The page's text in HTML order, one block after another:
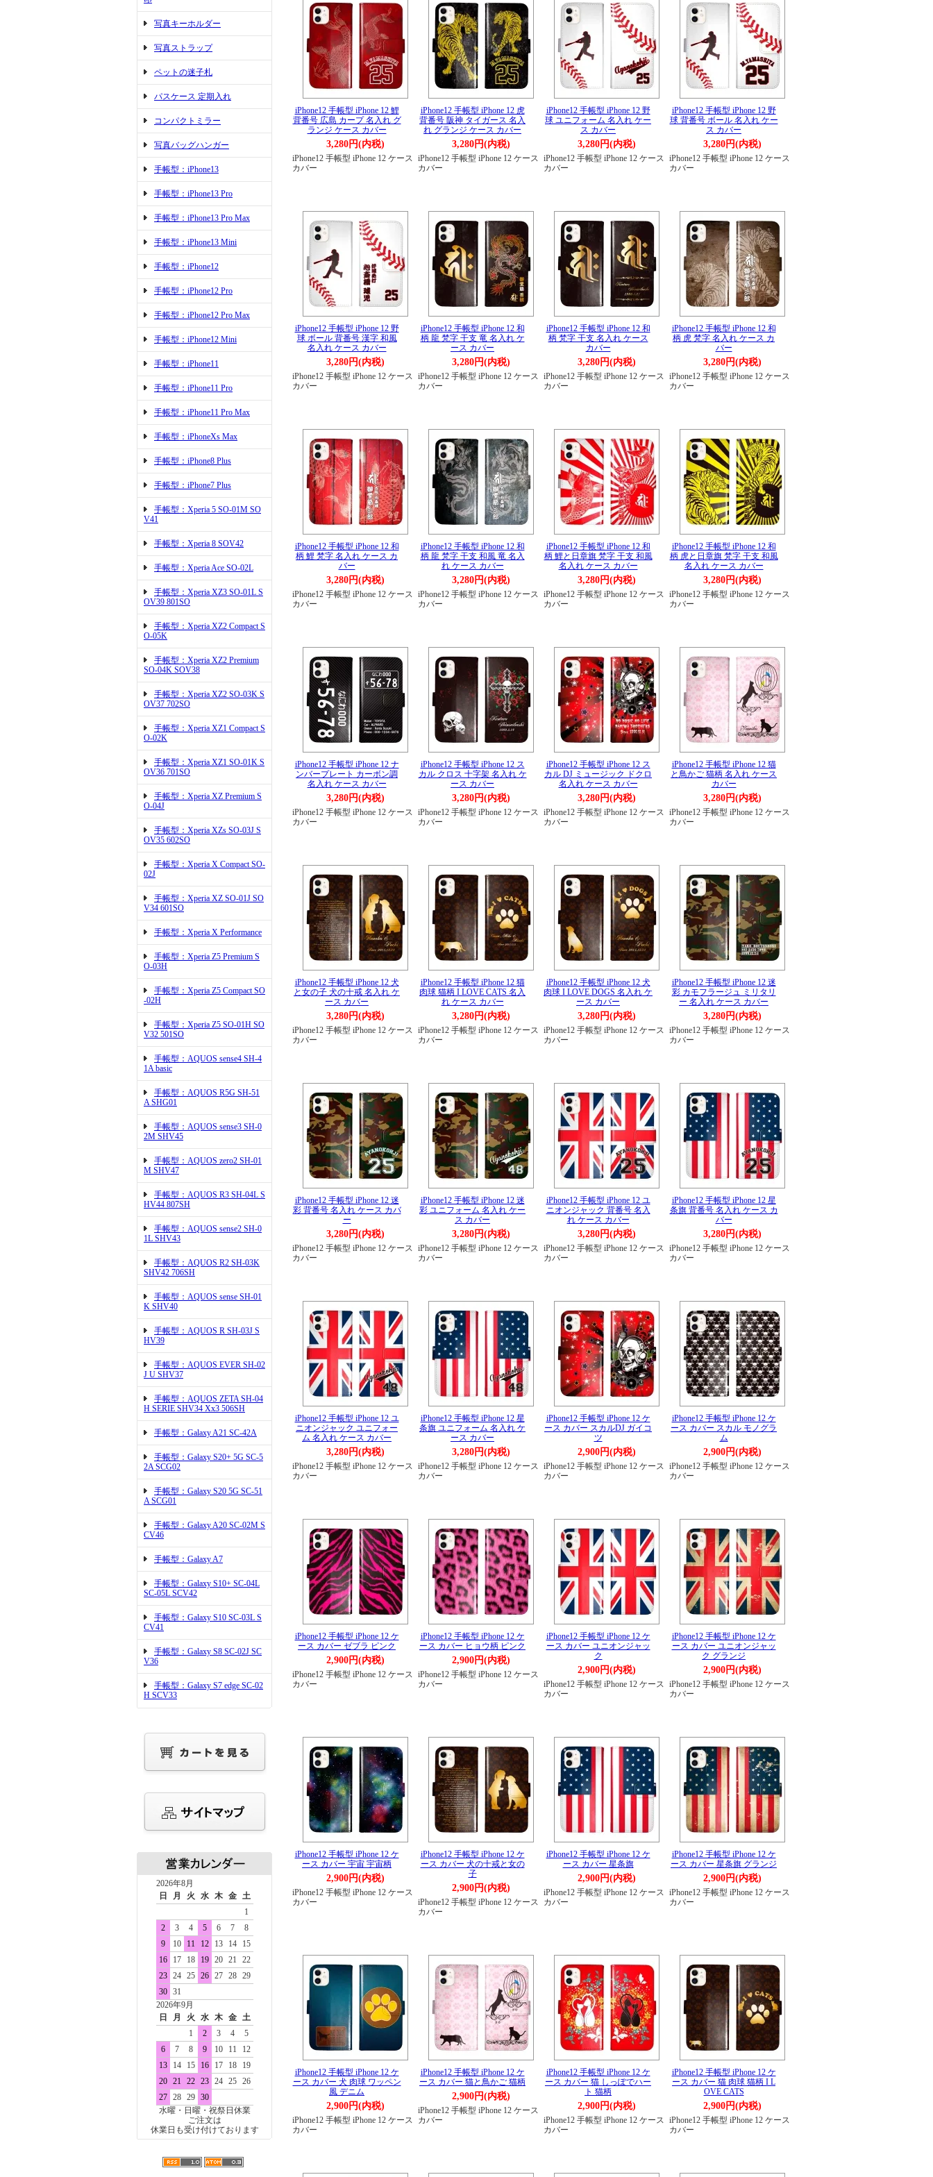
写真キーホルダー
写真ストラップ
ペットの迷子札
パスケース 定期入れ
コンパクトミラー
写真バッグハンガー
手帳型：iPhone13
手帳型：iPhone13 Pro
手帳型：iPhone13 Pro Max
手帳型：iPhone13 Mini
手帳型：iPhone12
手帳型：iPhone12 Pro
手帳型：iPhone12 Pro Max
手帳型：iPhone12 Mini
手帳型：iPhone11
手帳型：iPhone11 Pro
手帳型：iPhone11 Pro Max
手帳型：iPhoneXs Max
手帳型：iPhone8 Plus
手帳型：iPhone7 Plus
手帳型：Xperia 5 SO-01M SO
V41
手帳型：Xperia 8 SOV42
手帳型：Xperia Ace SO-02L
手帳型：Xperia XZ3 SO-01L S
OV39 801SO
手帳型：Xperia XZ2 Compact S
O-05K
手帳型：Xperia XZ2 Premium
SO-04K SOV38
手帳型：Xperia XZ2 SO-03K S
OV37 702SO
手帳型：Xperia XZ1 Compact S
O-02K
手帳型：Xperia XZ1 SO-01K S
OV36 701SO
手帳型：Xperia XZ Premium S
O-04J
手帳型：Xperia XZs SO-03J S
OV35 602SO
手帳型：Xperia X Compact SO-
02J
手帳型：Xperia XZ SO-01J SO
V34 601SO
手帳型：Xperia X Performance
手帳型：Xperia Z5 Premium S
O-03H
手帳型：Xperia Z5 Compact SO
-02H
手帳型：Xperia Z5 SO-01H SO
V32 501SO
手帳型：AQUOS sense4 SH-4
1A basic
手帳型：AQUOS R5G SH-51
A SHG01
手帳型：AQUOS sense3 SH-0
2M SHV45
手帳型：AQUOS zero2 SH-01
M SHV47
手帳型：AQUOS R3 SH-04L S
HV44 807SH
手帳型：AQUOS sense2 SH-0
1L SHV43
手帳型：AQUOS R2 SH-03K
SHV42 706SH
手帳型：AQUOS sense SH-01
K SHV40
手帳型：AQUOS R SH-03J S
HV39
手帳型：AQUOS EVER SH-02
J U SHV37
手帳型：AQUOS ZETA SH-04
H SERIE SHV34 Xx3 506SH
手帳型：Galaxy A21 SC-42A
手帳型：Galaxy S20+ 5G SC-5
2A SCG02
手帳型：Galaxy S20 5G SC-51
A SCG01
手帳型：Galaxy A20 SC-02M S
CV46
手帳型：Galaxy A7
手帳型：Galaxy S10+ SC-04L
SC-05L SCV42
手帳型：Galaxy S10 SC-03L S
CV41
手帳型：Galaxy S8 SC-02J SC
V36
手帳型：Galaxy S7 edge SC-02
H SCV33
2026年8月
日
月 火 水 木 金
土
1
2
3 4 5 6 7
8
9
10 11 12 13 14
15
16
17 18 19 20 21
22
23
24 25 26 27 28
29
30
31
2026年9月
日
月 火 水 木 金
土
1
2 3 4
5
6
7 8 9 10 11
12
13
14 15 16 17 18
19
20
21 22 23 24 25
26
27
28 29
30
水曜・日曜・祝祭日休業
ご注文は
休業日も受け付けております
iPhone12 手帳型 iPhone 12 鯉
背番号 広島 カープ 名入れ グ
ランジ ケース カバー
3,280円(内税)
iPhone12 手帳型 iPhone 12 ケース
カバー
iPhone12 手帳型 iPhone 12 虎
背番号 阪神 タイガース 名入
れ グランジ ケース カバー
3,280円(内税)
iPhone12 手帳型 iPhone 12 ケース
カバー
iPhone12 手帳型 iPhone 12 野
球 ユニフォーム 名入れ ケー
ス カバー
3,280円(内税)
iPhone12 手帳型 iPhone 12 ケース
カバー
iPhone12 手帳型 iPhone 12 野
球 背番号 ボール 名入れ ケー
ス カバー
3,280円(内税)
iPhone12 手帳型 iPhone 12 ケース
カバー
iPhone12 手帳型 iPhone 12 野
球 ボール 背番号 漢字 和風
名入れ ケース カバー
3,280円(内税)
iPhone12 手帳型 iPhone 12 ケース
カバー
iPhone12 手帳型 iPhone 12 和
柄 龍 梵字 干支 竜 名入れ ケ
ース カバー
3,280円(内税)
iPhone12 手帳型 iPhone 12 ケース
カバー
iPhone12 手帳型 iPhone 12 和
柄 梵字 干支 名入れ ケース
カバー
3,280円(内税)
iPhone12 手帳型 iPhone 12 ケース
カバー
iPhone12 手帳型 iPhone 12 和
柄 虎 梵字 名入れ ケース カ
バー
3,280円(内税)
iPhone12 手帳型 iPhone 12 ケース
カバー
iPhone12 手帳型 iPhone 12 和
柄 鯉 梵字 名入れ ケース カ
バー
3,280円(内税)
iPhone12 手帳型 iPhone 12 ケース
カバー
iPhone12 手帳型 iPhone 12 和
柄 龍 梵字 干支 和風 竜 名入
れ ケース カバー
3,280円(内税)
iPhone12 手帳型 iPhone 12 ケース
カバー
iPhone12 手帳型 iPhone 12 和
柄 鯉と日章旗 梵字 干支 和風
名入れ ケース カバー
3,280円(内税)
iPhone12 手帳型 iPhone 12 ケース
カバー
iPhone12 手帳型 iPhone 12 和
柄 虎と日章旗 梵字 干支 和風
名入れ ケース カバー
3,280円(内税)
iPhone12 手帳型 iPhone 12 ケース
カバー
iPhone12 手帳型 iPhone 12 ナ
ンバープレート カーボン調
名入れ ケース カバー
3,280円(内税)
iPhone12 手帳型 iPhone 12 ケース
カバー
iPhone12 手帳型 iPhone 12 ス
カル クロス 十字架 名入れ ケ
ース カバー
3,280円(内税)
iPhone12 手帳型 iPhone 12 ケース
カバー
iPhone12 手帳型 iPhone 12 ス
カル DJ ミュージック ドクロ
名入れ ケース カバー
3,280円(内税)
iPhone12 手帳型 iPhone 12 ケース
カバー
iPhone12 手帳型 iPhone 12 猫
と鳥かご 猫柄 名入れ ケース
カバー
3,280円(内税)
iPhone12 手帳型 iPhone 12 ケース
カバー
iPhone12 手帳型 iPhone 12 犬
と女の子 犬の十戒 名入れ ケ
ース カバー
3,280円(内税)
iPhone12 手帳型 iPhone 12 ケース
カバー
iPhone12 手帳型 iPhone 12 猫
肉球 猫柄 I LOVE CATS 名入
れ ケース カバー
3,280円(内税)
iPhone12 手帳型 iPhone 12 ケース
カバー
iPhone12 手帳型 iPhone 12 犬
肉球 I LOVE DOGS 名入れ ケ
ース カバー
3,280円(内税)
iPhone12 手帳型 iPhone 12 ケース
カバー
iPhone12 手帳型 iPhone 12 迷
彩 カモフラージュ ミリタリ
ー 名入れ ケース カバー
3,280円(内税)
iPhone12 手帳型 iPhone 12 ケース
カバー
iPhone12 手帳型 iPhone 12 迷
彩 背番号 名入れ ケース カバ
ー
3,280円(内税)
iPhone12 手帳型 iPhone 12 ケース
カバー
iPhone12 手帳型 iPhone 12 迷
彩 ユニフォーム 名入れ ケー
ス カバー
3,280円(内税)
iPhone12 手帳型 iPhone 12 ケース
カバー
iPhone12 手帳型 iPhone 12 ユ
ニオンジャック 背番号 名入
れ ケース カバー
3,280円(内税)
iPhone12 手帳型 iPhone 12 ケース
カバー
iPhone12 手帳型 iPhone 12 星
条旗 背番号 名入れ ケース カ
バー
3,280円(内税)
iPhone12 手帳型 iPhone 12 ケース
カバー
iPhone12 手帳型 iPhone 12 ユ
ニオンジャック ユニフォー
ム 名入れ ケース カバー
3,280円(内税)
iPhone12 手帳型 iPhone 12 ケース
カバー
iPhone12 手帳型 iPhone 12 星
条旗 ユニフォーム 名入れ ケ
ース カバー
3,280円(内税)
iPhone12 手帳型 iPhone 12 ケース
カバー
iPhone12 手帳型 iPhone 12 ケ
ース カバー スカルDJ ガイコ
ツ
2,900円(内税)
iPhone12 手帳型 iPhone 12 ケース
カバー
iPhone12 手帳型 iPhone 12 ケ
ース カバー スカル モノグラ
ム
2,900円(内税)
iPhone12 手帳型 iPhone 12 ケース
カバー
iPhone12 手帳型 iPhone 12 ケ
ース カバー ゼブラ ピンク
2,900円(内税)
iPhone12 手帳型 iPhone 12 ケース
カバー
iPhone12 手帳型 iPhone 12 ケ
ース カバー ヒョウ柄 ピンク
2,900円(内税)
iPhone12 手帳型 iPhone 12 ケース
カバー
iPhone12 手帳型 iPhone 12 ケ
ース カバー ユニオンジャッ
ク
2,900円(内税)
iPhone12 手帳型 iPhone 12 ケース
カバー
iPhone12 手帳型 iPhone 12 ケ
ース カバー ユニオンジャッ
ク グランジ
2,900円(内税)
iPhone12 手帳型 iPhone 12 ケース
カバー
iPhone12 手帳型 iPhone 12 ケ
ース カバー 宇宙 宇宙柄
2,900円(内税)
iPhone12 手帳型 iPhone 12 ケース
カバー
iPhone12 手帳型 iPhone 12 ケ
ース カバー 犬の十戒と女の
子
2,900円(内税)
iPhone12 手帳型 iPhone 12 ケース
カバー
iPhone12 手帳型 iPhone 12 ケ
ース カバー 星条旗
2,900円(内税)
iPhone12 手帳型 iPhone 12 ケース
カバー
iPhone12 手帳型 iPhone 12 ケ
ース カバー 星条旗 グランジ
2,900円(内税)
iPhone12 手帳型 iPhone 12 ケース
カバー
iPhone12 手帳型 iPhone 12 ケ
ース カバー 犬 肉球 ワッペン
風 デニム
2,900円(内税)
iPhone12 手帳型 iPhone 12 ケース
カバー
iPhone12 手帳型 iPhone 12 ケ
ース カバー 猫と鳥かご 猫柄
2,900円(内税)
iPhone12 手帳型 iPhone 12 ケース
カバー
iPhone12 手帳型 iPhone 12 ケ
ース カバー 猫 しっぽでハー
ト 猫柄
2,900円(内税)
iPhone12 手帳型 iPhone 12 ケース
カバー
iPhone12 手帳型 iPhone 12 ケ
ース カバー 猫 肉球 猫柄 I L
OVE CATS
2,900円(内税)
iPhone12 手帳型 iPhone 12 ケース
カバー